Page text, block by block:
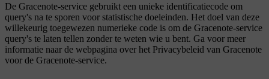
De Gracenote-service gebruikt een unieke identificatiecode om
query's na te sporen voor statistische doeleinden. Het doel van deze
willekeurig toegewezen numerieke code is om de Gracenote-service
query's te laten tellen zonder te weten wie u bent. Ga voor meer
informatie naar de webpagina over het Privacybeleid van Gracenote
voor de Gracenote-service.